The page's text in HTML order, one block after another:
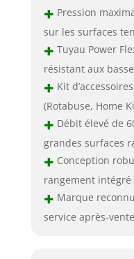
+ Pression
sur les surfaces
+ Tuyau Power
résistant aux
+ Kit
(Rotabuse, Home
+ Débit élevé de
grandes surfaces
+ Conception
rangement intégré
+ Marque
service après-vente